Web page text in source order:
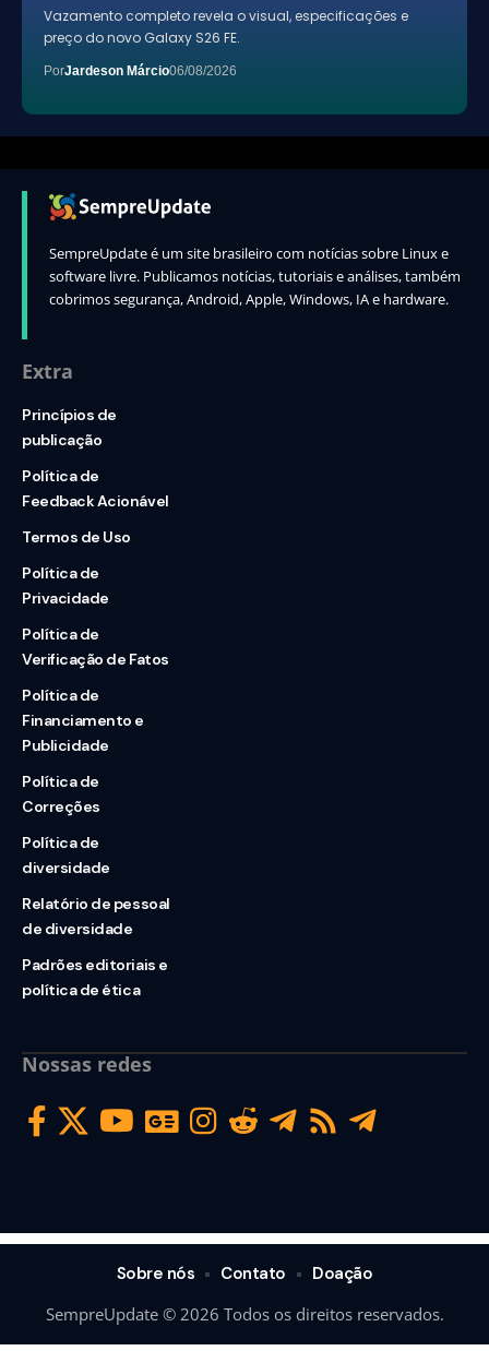
Vazamento completo revela o visual, especificações e
preço do novo Galaxy S26 FE.
PorJardeson Márcio06/08/2026
SempreUpdate é um site brasileiro com notícias sobre Linux e
software livre. Publicamos notícias, tutoriais e análises, também
cobrimos segurança, Android, Apple, Windows, IA e hardware.
Extra
Princípios de
publicação
Política de
Feedback Acionável
Termos de Uso
Política de
Privacidade
Política de
Verificação de Fatos
Política de
Financiamento e
Publicidade
Política de
Correções
Política de
diversidade
Relatório de pessoal
de diversidade
Padrões editoriais e
política de ética
Nossas redes
SempreUpdate © 2026 Todos os direitos reservados.
Sobre nós Contato Doação